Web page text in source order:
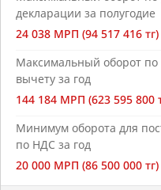
декларации за полугодие
24 038 МРП (94 517 416 тг)
Максимальный оборот
вычету за год
144 184 МРП (623 595 800
Минимум оборота для
по НДС за год
20 000 МРП (86 500 000 тг)